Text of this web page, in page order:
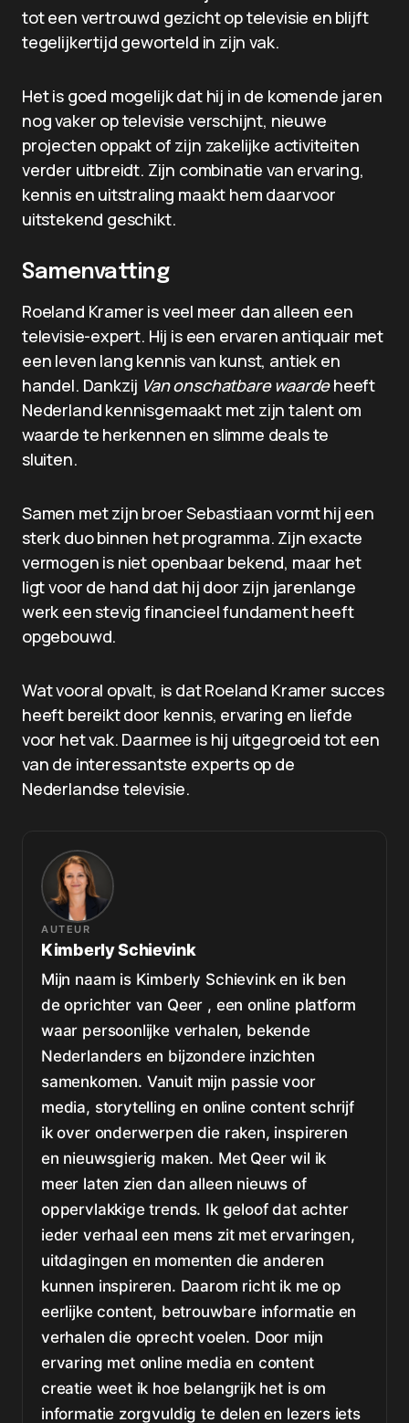
tot een vertrouwd gezicht op televisie en blijft
tegelijkertijd geworteld in zijn vak.
Het is goed mogelijk dat hij in de komende jaren
nog vaker op televisie verschijnt, nieuwe
projecten oppakt of zijn zakelijke activiteiten
verder uitbreidt. Zijn combinatie van ervaring,
kennis en uitstraling maakt hem daarvoor
uitstekend geschikt.
Samenvatting
Roeland Kramer is veel meer dan alleen een
televisie-expert. Hij is een ervaren antiquair met
een leven lang kennis van kunst, antiek en
handel. Dankzij Van onschatbare waardeheeft
Nederland kennisgemaakt met zijn talent om
waarde te herkennen en slimme deals te
sluiten.
Samen met zijn broer Sebastiaan vormt hij een
sterk duo binnen het programma. Zijn exacte
vermogen is niet openbaar bekend, maar het
ligt voor de hand dat hij door zijn jarenlange
werk een stevig financieel fundament heeft
opgebouwd.
Wat vooral opvalt, is dat Roeland Kramer succes
heeft bereikt door kennis, ervaring en liefde
voor het vak. Daarmee is hij uitgegroeid tot een
van de interessantste experts op de
Nederlandse televisie.
AUTEUR
Kimberly Schievink
Mijn naam is Kimberly Schievink en ik ben
de oprichter van Qeer , een online platform
waar persoonlijke verhalen, bekende
Nederlanders en bijzondere inzichten
samenkomen. Vanuit mijn passie voor
media, storytelling en online content schrijf
ik over onderwerpen die raken, inspireren
en nieuwsgierig maken. Met Qeer wil ik
meer laten zien dan alleen nieuws of
oppervlakkige trends. Ik geloof dat achter
ieder verhaal een mens zit met ervaringen,
uitdagingen en momenten die anderen
kunnen inspireren. Daarom richt ik me op
eerlijke content, betrouwbare informatie en
verhalen die oprecht voelen. Door mijn
ervaring met online media en content
creatie weet ik hoe belangrijk het is om
informatie zorgvuldig te delen en lezers iets